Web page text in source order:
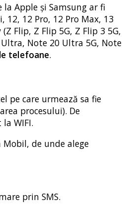
Apple și Samsung ar fi
12, 12 Pro, 12 Pro Max, 13
Flip, Z Flip 5G, Z Flip 3 5G,
Ultra, Note 20 Ultra 5G, Note
telefoane.
pe care urmează sa fie
procesului). De
WIFI.
Mobil, de unde alege
prin SMS.